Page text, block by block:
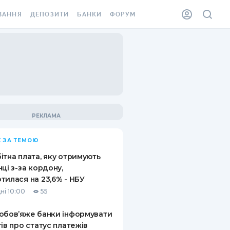
ВІНЬЄТКА
ВІД
ВИПАДКІВ
ДЕПОЗИТИ
ПИТАННЯ ТА ВІДПОВІДІ
ПУТІВНИКИ ПО
ЗАОЩАДЖЕННЯМ
БАНКИ ФОРУМ
ЗА ТЕМОЮ
плата, яку отримують
з-за кордону,
на 23,6% - НБУ
10:00 55
банки інформувати
про статус платежів